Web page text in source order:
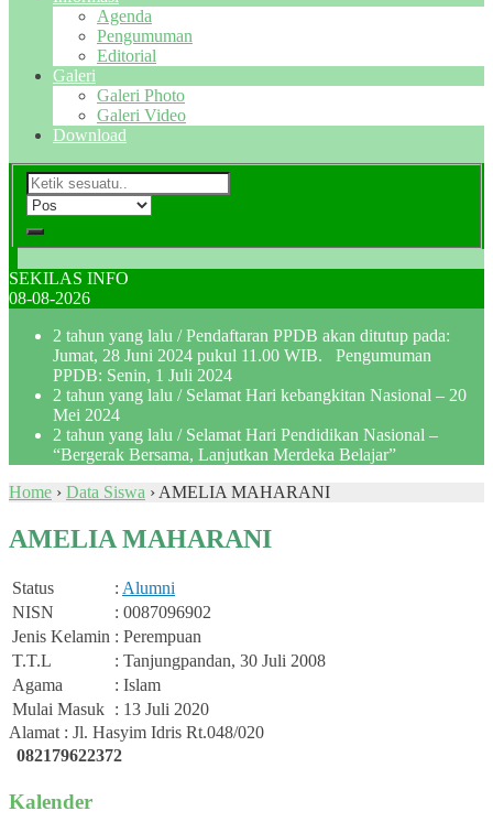
Agenda
Pengumuman
Editorial
Galeri
Galeri Photo
Galeri Video
Download
SEKILAS INFO
08-08-2026
2 tahun yang lalu / Pendaftaran PPDB akan ditutup pada:
Jumat, 28 Juni 2024 pukul 11.00 WIB. Pengumuman
PPDB: Senin, 1 Juli 2024
2 tahun yang lalu / Selamat Hari kebangkitan Nasional – 20
Mei 2024
2 tahun yang lalu / Selamat Hari Pendidikan Nasional –
“Bergerak Bersama, Lanjutkan Merdeka Belajar”
Home › Data Siswa › AMELIA MAHARANI
AMELIA MAHARANI
Status : Alumni
NISN
: 0087096902
Jenis Kelamin : Perempuan
T.T.L
: Tanjungpandan, 30 Juli 2008
Agama
: Islam
Mulai Masuk : 13 Juli 2020
Alamat : Jl. Hasyim Idris Rt.048/020
082179622372
Kalender